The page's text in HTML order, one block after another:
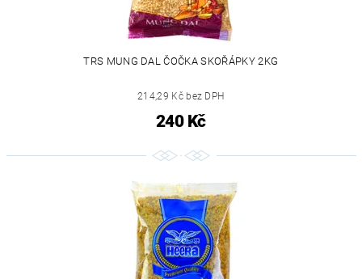
TRS MUNG DAL ČOČKA SKOŘÁPKY 2KG
214,29 Kč bez DPH
240 Kč